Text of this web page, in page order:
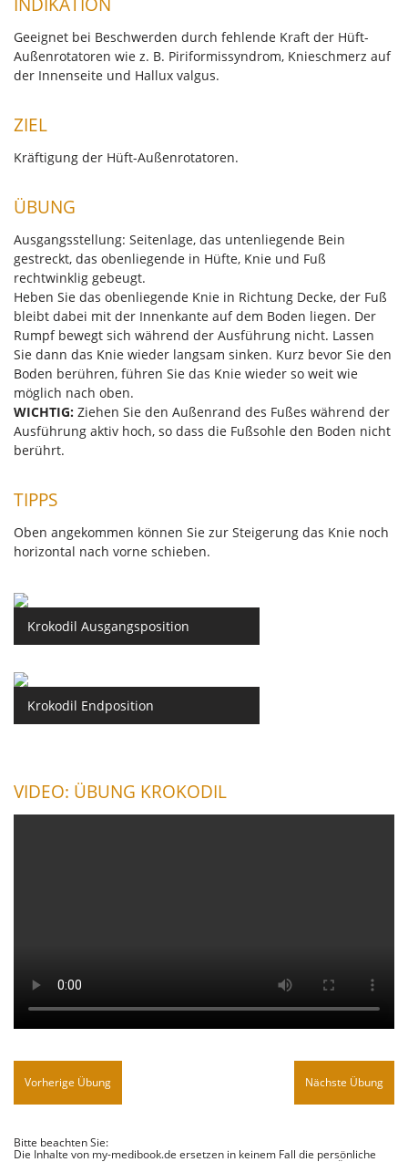
Geeignet bei Beschwerden durch fehlende Kraft der Hüft-
Außenrotatoren wie z. B. Piriformissyndrom, Knieschmerz auf
der Innenseite und Hallux valgus.
ZIEL
Kräftigung der Hüft-Außenrotatoren.
ÜBUNG
Ausgangsstellung: Seitenlage, das untenliegende Bein
gestreckt, das obenliegende in Hüfte, Knie und Fuß
rechtwinklig gebeugt.
Heben Sie das obenliegende Knie in Richtung Decke, der Fuß
bleibt dabei mit der Innenkante auf dem Boden liegen. Der
Rumpf bewegt sich während der Ausführung nicht. Lassen
Sie dann das Knie wieder langsam sinken. Kurz bevor Sie den
Boden berühren, führen Sie das Knie wieder so weit wie
möglich nach oben.
WICHTIG: Ziehen Sie den Außenrand des Fußes während der
Ausführung aktiv hoch, so dass die Fußsohle den Boden nicht
berührt.
TIPPS
Oben angekommen können Sie zur Steigerung das Knie noch
horizontal nach vorne schieben.
Krokodil Ausgangsposition
Krokodil Endposition
VIDEO: ÜBUNG KROKODIL
Vorherige Übung Nächste Übung
Bitte beachten Sie:
Die Inhalte von my-medibook.de ersetzen in keinem Fall die persönliche